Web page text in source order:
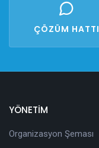
ÇÖZÜM HATTI
YÖNETİM
Organizasyon Şeması